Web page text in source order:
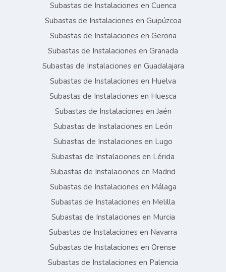
Subastas de Instalaciones en Cuenca
Subastas de Instalaciones en Guipúzcoa
Subastas de Instalaciones en Gerona
Subastas de Instalaciones en Granada
Subastas de Instalaciones en Guadalajara
Subastas de Instalaciones en Huelva
Subastas de Instalaciones en Huesca
Subastas de Instalaciones en Jaén
Subastas de Instalaciones en León
Subastas de Instalaciones en Lugo
Subastas de Instalaciones en Lérida
Subastas de Instalaciones en Madrid
Subastas de Instalaciones en Málaga
Subastas de Instalaciones en Melilla
Subastas de Instalaciones en Murcia
Subastas de Instalaciones en Navarra
Subastas de Instalaciones en Orense
Subastas de Instalaciones en Palencia